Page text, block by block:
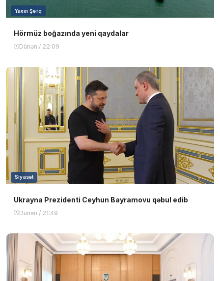
Yaxın Şərq
Hörmüz boğazında yeni qaydalar
Dünən / 22:09
Siyasət
Ukrayna Prezidenti Ceyhun Bayramovu qəbul edib
Dünən / 21:49